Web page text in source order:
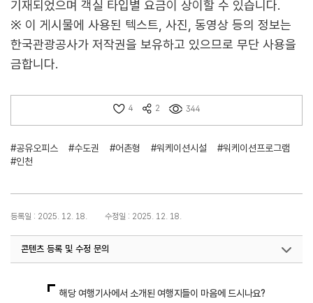
기재되었으며 객실 타입별 요금이 상이할 수 있습니다.
※ 이 게시물에 사용된 텍스트, 사진, 동영상 등의 정보는
한국관광공사가 저작권을 보유하고 있으므로 무단 사용을
금합니다.
4 2 344
#공유오피스 #수도권 #어촌형 #워케이션시설
#워케이션프로그램
#인천
등록일 : 2025. 12. 18. 수정일 : 2025. 12. 18.
콘텐츠 등록 및 수정 문의
해당 여행기사에서 소개된 여행지들이 마음에 드시나요?